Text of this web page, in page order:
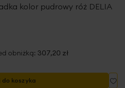
kolor pudrowy róż DELIA
obniżką: 307,20 zł
do koszyka